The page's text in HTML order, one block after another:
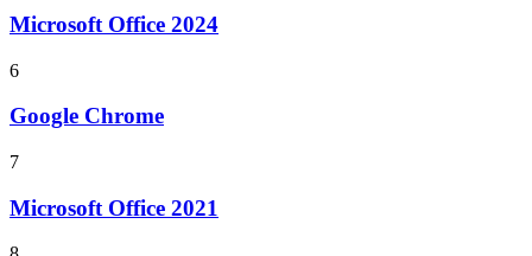
Microsoft Office 2024
6
Google Chrome
7
Microsoft Office 2021